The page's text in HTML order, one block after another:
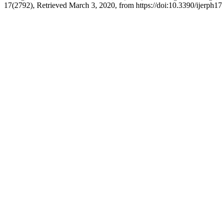
17(2792), Retrieved March 3, 2020, from https://doi:10.3390/